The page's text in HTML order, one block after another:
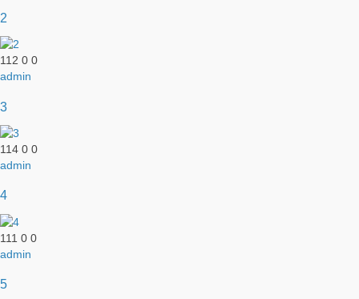
2
112 0 0
admin
3
114 0 0
admin
4
111 0 0
admin
5